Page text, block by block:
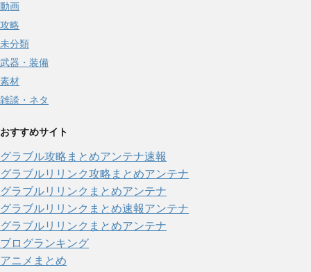
動画
攻略
未分類
武器・装備
素材
雑談・ネタ
おすすめサイト
グラブル攻略まとめアンテナ速報
グラブルリリンク攻略まとめアンテナ
グラブルリリンクまとめアンテナ
グラブルリリンクまとめ速報アンテナ
グラブルリリンクまとめアンテナ
ブログランキング
アニメまとめ